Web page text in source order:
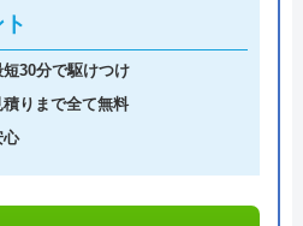
ん。
他の業者とそれほど変わら
もありませんが、2回目以降
を行ってくれます。作業内
のサインをもらってから作
30分で駆けつけ
りまで全て無料
心